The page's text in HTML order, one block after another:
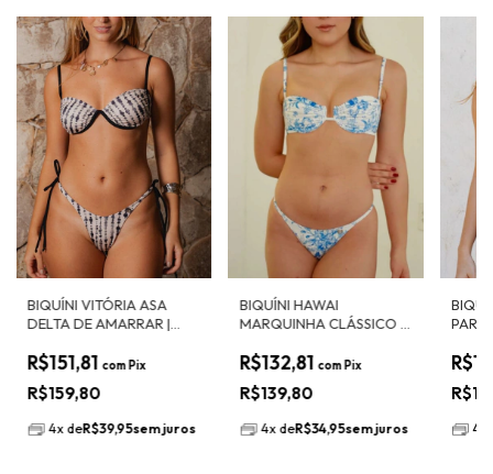
BIQUÍNI VITÓRIA ASA
DELTA DE AMARRAR |
PRETO
R$159,80
R$151,81 com Pix
4x deR$39,95sem juros
BIQUÍNI HAWAI
MARQUINHA CLÁSSICO |
R$139,80
R$132,81 com Pix
4x deR$34,95sem juros 4